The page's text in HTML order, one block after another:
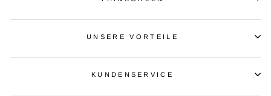
UNSERE VORTEILE
KUNDENSERVICE